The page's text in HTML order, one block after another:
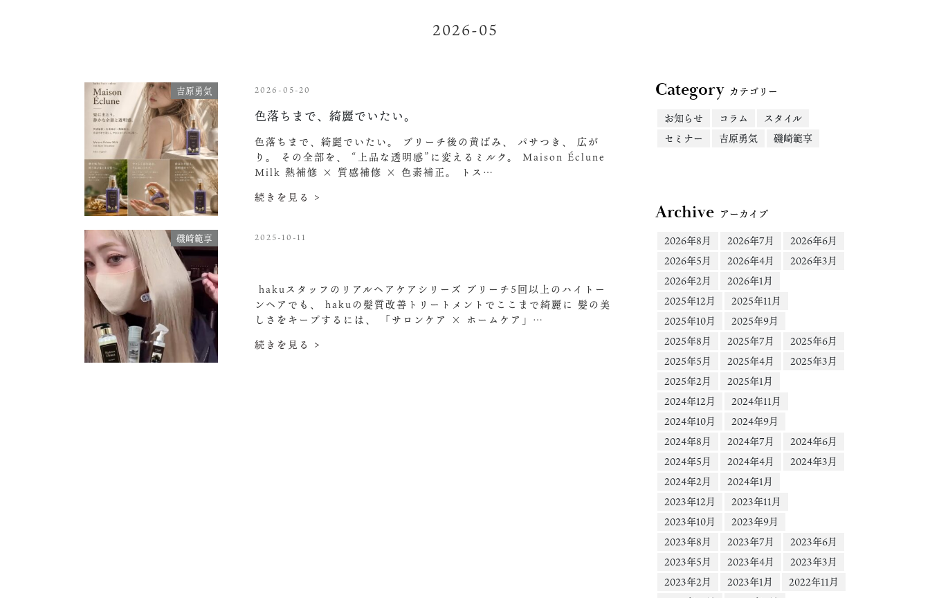
2026-05
吉原勇気 2026-05-20
色落ちまで、綺麗でいたい。
色落ちまで、綺麗でいたい。 ブリーチ後の黄ばみ、 パサつき、 広が
り。 その全部を、 “上品な透明感”に変えるミルク。 Maison Éclune
Milk 熱補修 × 質感補修 × 色素補正。 トス…
続きを見る >
磯崎範享 2025-10-11
hakuスタッフのリアルヘアケアシリーズ ブリーチ5回以上のハイトー
ンヘアでも、 hakuの髪質改善トリートメントでここまで綺麗に 髪の美
しさをキープするには、 「サロンケア × ホームケア」…
続きを見る >
Categoryカテゴリー
お知らせ
コラム
スタイル
セミナー
吉原勇気 磯崎範享
Archive アーカイブ
2026年8月
2026年7月
2026年6月
2026年5月
2026年4月
2026年3月
2026年2月
2026年1月
2025年12月
2025年11月
2025年10月
2025年9月
2025年8月
2025年7月
2025年6月
2025年5月
2025年4月
2025年3月
2025年2月
2025年1月
2024年12月
2024年11月
2024年10月
2024年9月
2024年8月
2024年7月
2024年6月
2024年5月
2024年4月
2024年3月
2024年2月
2024年1月
2023年12月
2023年11月
2023年10月
2023年9月
2023年8月
2023年7月
2023年6月
2023年5月
2023年4月
2023年3月
2023年2月
2023年1月
2022年11月